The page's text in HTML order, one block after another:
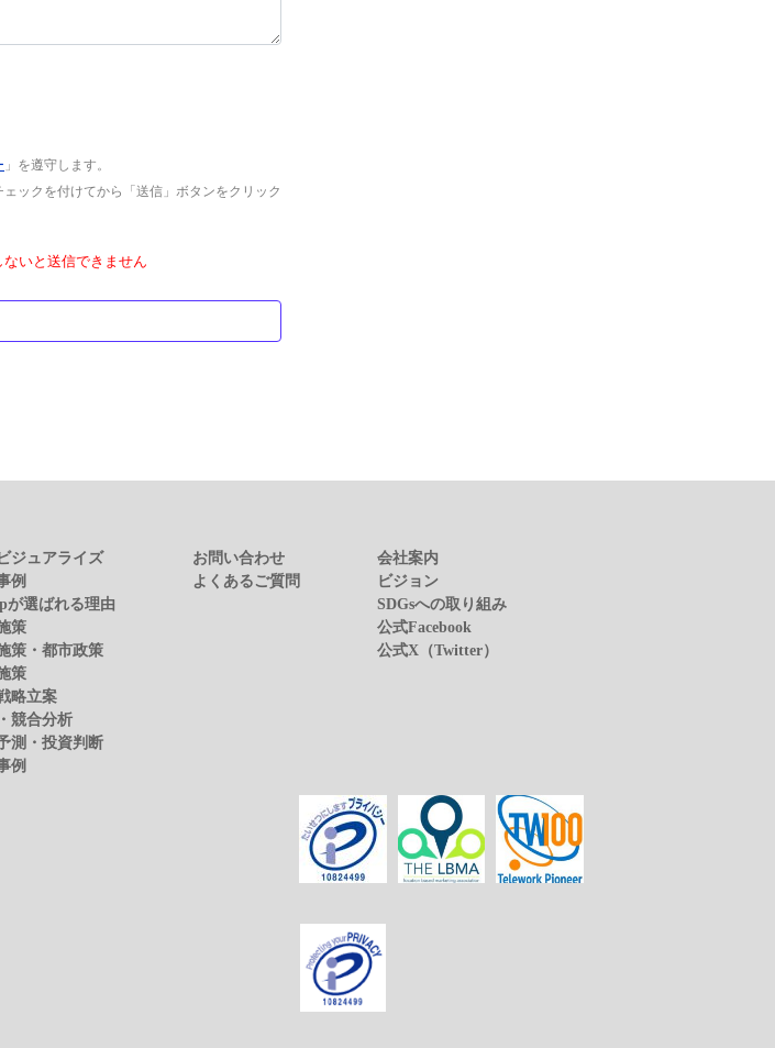
」を遵守します。
ックを付けてから「送信」ボタンをクリック
いと送信できません
ジュアライズ
例
が選ばれる理由
策
策・都市政策
策
略立案
競合分析
測・投資判断
例
お問い合わせ
よくあるご質問
会社案内
ビジョン
SDGsへの取り組み
公式Facebook
公式X（Twitter）